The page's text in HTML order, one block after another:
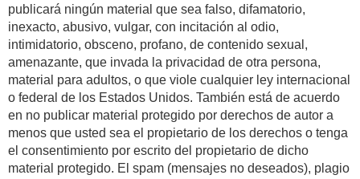
publicará ningún material que sea falso, difamatorio,
inexacto, abusivo, vulgar, con incitación al odio,
intimidatorio, obsceno, profano, de contenido sexual,
amenazante, que invada la privacidad de otra persona,
material para adultos, o que viole cualquier ley internacional
o federal de los Estados Unidos. También está de acuerdo
en no publicar material protegido por derechos de autor a
menos que usted sea el propietario de los derechos o tenga
el consentimiento por escrito del propietario de dicho
material protegido. El spam (mensajes no deseados), plagio